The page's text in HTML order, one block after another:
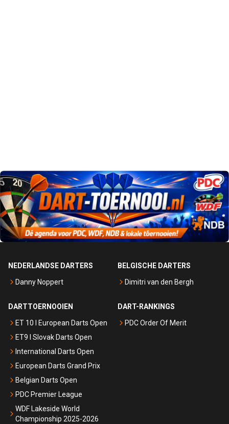
NEDERLANDSE DARTERS
Danny Noppert
BELGISCHE DARTERS
Dimitri van den Bergh
DARTTOERNOOIEN
ET 10 I European Darts Open
ET9 I Slovak Darts Open
International Darts Open
European Darts Grand Prix
Belgian Darts Open
PDC Premier League
WDF Lakeside World
Championship 2025-2026
DART-RANKINGS
PDC Order Of Merit